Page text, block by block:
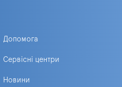
Допомога
Сервісні центри
Новини